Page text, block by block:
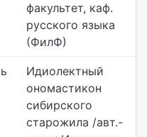
факультет, каф.
русского языка
(ФилФ)
Идиолектный
ономастикон
сибирского
старожила /авт.-